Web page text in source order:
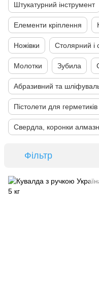
Штукатурний інструмент
Елементи кріплення
Ножівки Столярний і
Молотки Зубила
Абразивний та
Пістолети для герметиків
Свердла, коронки
Фільтр